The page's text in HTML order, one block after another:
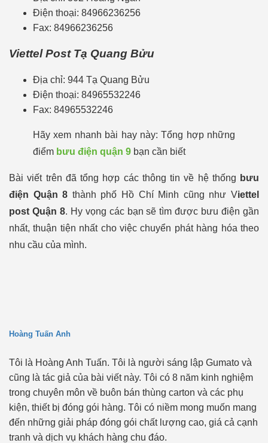
Điện thoại: 84966236256
Fax: 84966236256
Viettel Post Tạ Quang Bửu
Địa chỉ: 944 Tạ Quang Bửu
Điện thoại: 84965532246
Fax: 84965532246
Hãy xem nhanh bài hay này: Tổng hợp những
điểm bưu điện quận 9 bạn cần biết
Bài viết trên đã tổng hợp các thông tin về hệ thống bưu
điện Quận 8 thành phố Hồ Chí Minh cũng như Viettel
post Quận 8. Hy vọng các bạn sẽ tìm được bưu điện gần
nhất, thuận tiện nhất cho việc chuyển phát hàng hóa theo
nhu cầu của mình.
Hoàng Tuấn Anh
Tôi là Hoàng Anh Tuấn. Tôi là người sáng lập Gumato và
cũng là tác giả của bài viết này. Tôi có 8 năm kinh nghiệm
trong chuyên môn về buôn bán thùng carton và các phụ
kiện, thiết bị đóng gói hàng. Tôi có niềm mong muốn mang
đến những giải pháp đóng gói chất lượng cao, giá cả cạnh
tranh và dịch vụ khách hàng chu đáo.